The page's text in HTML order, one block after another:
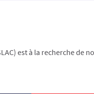
est à la recherche de